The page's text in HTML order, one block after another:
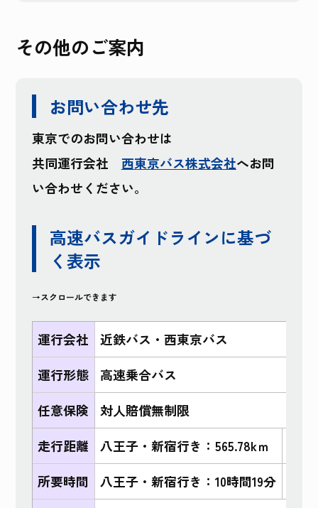
その他のご案内
お問い合わせ先
東京でのお問い合わせは
共同運行会社 西東京バス株式会社へお問
い合わせください。
高速バスガイドラインに基づ
く表示
→スクロールできます
運行会社
近鉄バス・西東京バス
運行形態
高速乗合バス
任意保険
対人賠償無制限
走行距離
八王子・新宿行き：565.78kｍ
所要時間
八王子・新宿行き：10時間19分